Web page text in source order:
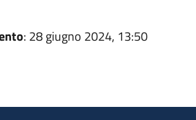
: 28 giugno 2024, 13:50